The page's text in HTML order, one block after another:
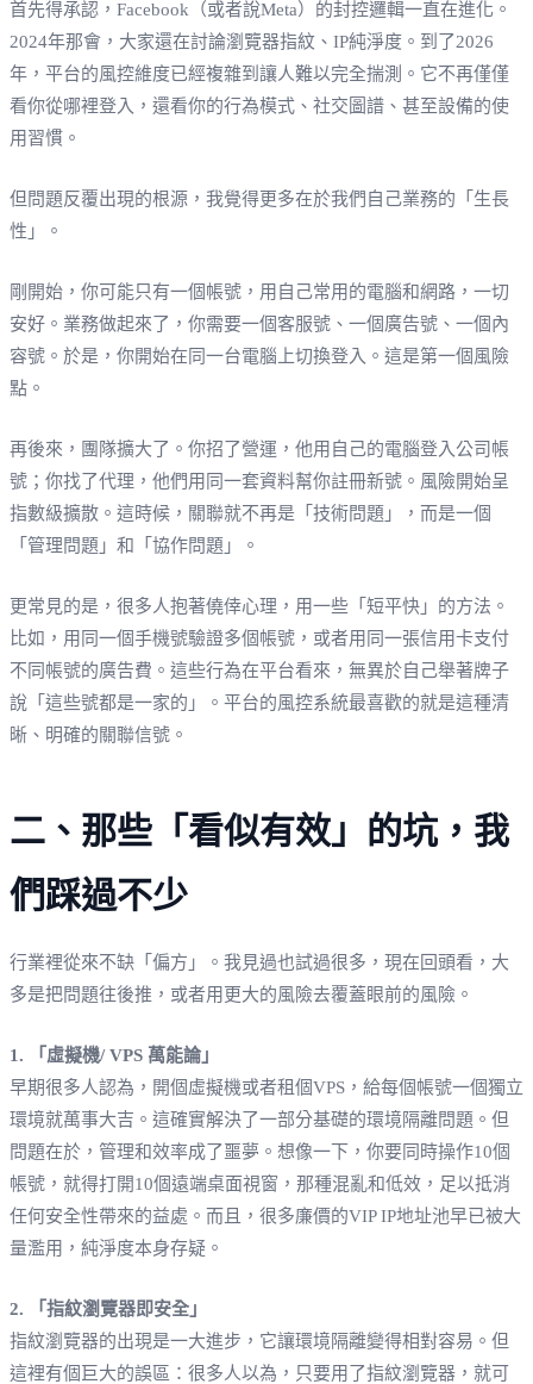
首先得承認，Facebook（或者說Meta）的封控邏輯一直在進化。
2024年那會，大家還在討論瀏覽器指紋、IP純淨度。到了2026
年，平台的風控維度已經複雜到讓人難以完全揣測。它不再僅僅
看你從哪裡登入，還看你的行為模式、社交圖譜、甚至設備的使
用習慣。
但問題反覆出現的根源，我覺得更多在於我們自己業務的「生長
性」。
剛開始，你可能只有一個帳號，用自己常用的電腦和網路，一切
安好。業務做起來了，你需要一個客服號、一個廣告號、一個內
容號。於是，你開始在同一台電腦上切換登入。這是第一個風險
點。
再後來，團隊擴大了。你招了營運，他用自己的電腦登入公司帳
號；你找了代理，他們用同一套資料幫你註冊新號。風險開始呈
指數級擴散。這時候，關聯就不再是「技術問題」，而是一個
「管理問題」和「協作問題」。
更常見的是，很多人抱著僥倖心理，用一些「短平快」的方法。
比如，用同一個手機號驗證多個帳號，或者用同一張信用卡支付
不同帳號的廣告費。這些行為在平台看來，無異於自己舉著牌子
說「這些號都是一家的」。平台的風控系統最喜歡的就是這種清
晰、明確的關聯信號。
二、那些「看似有效」的坑，我
們踩過不少
行業裡從來不缺「偏方」。我見過也試過很多，現在回頭看，大
多是把問題往後推，或者用更大的風險去覆蓋眼前的風險。
1. 「虛擬機/ VPS 萬能論」
早期很多人認為，開個虛擬機或者租個VPS，給每個帳號一個獨立
環境就萬事大吉。這確實解決了一部分基礎的環境隔離問題。但
問題在於，管理和效率成了噩夢。想像一下，你要同時操作10個
帳號，就得打開10個遠端桌面視窗，那種混亂和低效，足以抵消
任何安全性帶來的益處。而且，很多廉價的VIP IP地址池早已被大
量濫用，純淨度本身存疑。
2. 「指紋瀏覽器即安全」
指紋瀏覽器的出現是一大進步，它讓環境隔離變得相對容易。但
這裡有個巨大的誤區：很多人以為，只要用了指紋瀏覽器，就可